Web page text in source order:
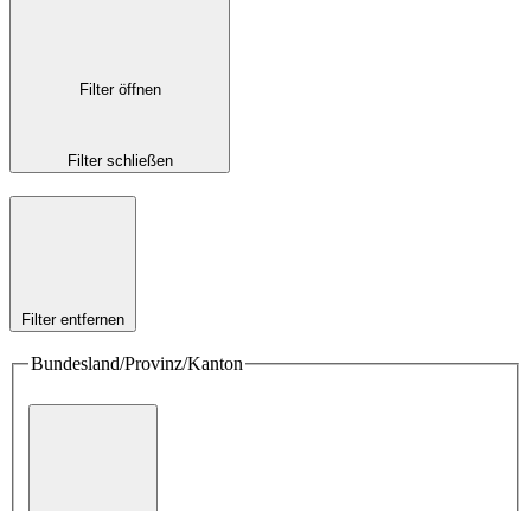
Filter öffnen
Filter schließen
Filter entfernen
Bundesland/Provinz/Kanton